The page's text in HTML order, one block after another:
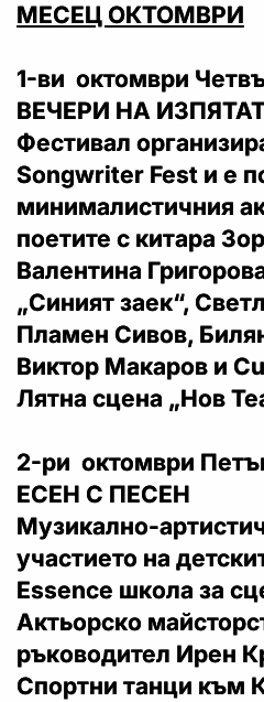
МЕСЕЦ ОКТОМВРИ
1-ви октомври
ВЕЧЕРИ НА
Фестивал
Songwriter Fest и е
минималистичния
поетите с китара
Валентина
„Синият заек“,
Пламен Сивов,
Виктор Макаров и
Лятна сцена „Нов
2-ри октомври
ЕСЕН С ПЕСЕН
Музикално-
участието на
Essence школа за
Актьорско
ръководител Ирен
Спортни танци към